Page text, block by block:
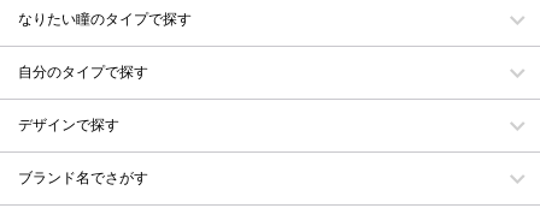
なりたい瞳のタイプで探す
自分のタイプで探す
デザインで探す
ブランド名でさがす